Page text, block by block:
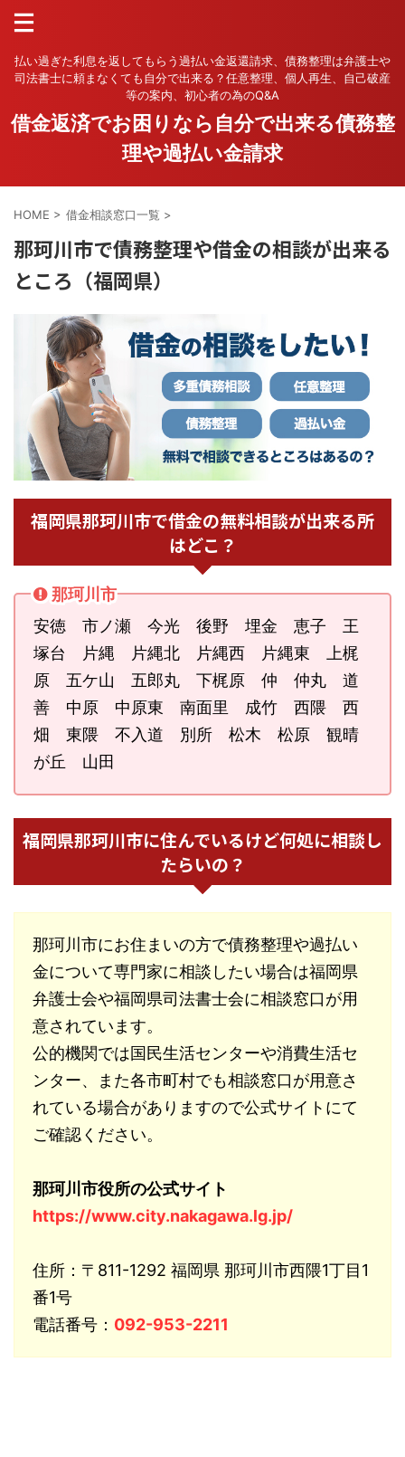
払い過ぎた利息を返してもらう過払い金返還請求、債務整理は弁護士や
司法書士に頼まなくても自分で出来る？任意整理、個人再生、自己破産
等の案内、初心者の為のQ&A
借金返済でお困りなら自分で出来る債務整
理や過払い金請求
HOME > 借金相談窓口一覧 >
那珂川市で債務整理や借金の相談が出来る
ところ（福岡県）
福岡県那珂川市で借金の無料相談が出来る所
はどこ？
那珂川市
安徳 市ノ瀬 今光 後野 埋金 恵子 王
塚台 片縄 片縄北 片縄西 片縄東 上梶
原 五ケ山 五郎丸 下梶原 仲 仲丸 道
善 中原 中原東 南面里 成竹 西隈 西
畑 東隈 不入道 別所 松木 松原 観晴
が丘 山田
福岡県那珂川市に住んでいるけど何処に相談し
たらいの？
那珂川市にお住まいの方で債務整理や過払い
金について専門家に相談したい場合は福岡県
弁護士会や福岡県司法書士会に相談窓口が用
意されています。
公的機関では国民生活センターや消費生活セ
ンター、また各市町村でも相談窓口が用意さ
れている場合がありますので公式サイトにて
ご確認ください。
那珂川市役所の公式サイト
https://www.city.nakagawa.lg.jp/
住所：〒811-1292 福岡県 那珂川市西隈1丁目1
番1号
電話番号： 092-953-2211